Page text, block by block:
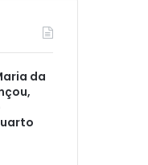
da